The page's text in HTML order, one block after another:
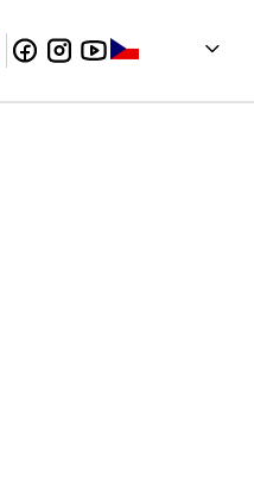
Facebook
Instagram
YouTubeČeština‎